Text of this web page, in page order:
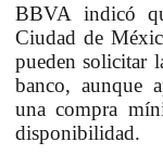
BBVA indicó
Ciudad de
pueden solicitar
banco, aunque
una compra
disponibilidad.